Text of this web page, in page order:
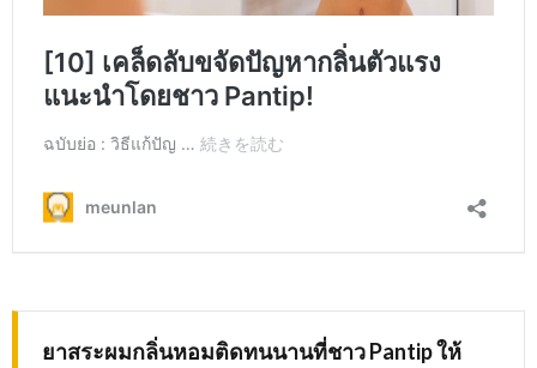
ยาสระผมกลิ่นหอมติดทนนานที่ชาวPantip ให้